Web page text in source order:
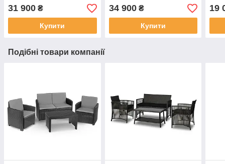
31 900 ₴
Купити
34 900₴
Купити
19
Подібні товари компанії